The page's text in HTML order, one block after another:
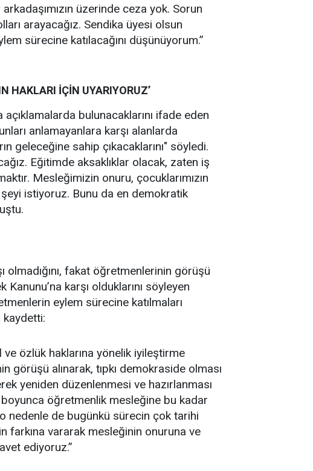
üzerinde ceza yok. Sorun
arayacağız. Sendika üyesi olsun
sürecine katılacağını düşünüyorum.”
HAKLARI İÇİN UYARIYORUZ’
bulunacaklarını ifade eden
anlamayanlara karşı alanlarda
geleceğine sahip çıkacaklarını" söyledi.
Eğitimde aksaklıklar olacak, zaten iş
Mesleğimizin onuru, çocuklarımızın
şeyi istiyoruz. Bunu da en demokratik
fakat öğretmenlerinin görüşü
karşı olduklarını söyleyen
eylem sürecine katılmaları
kaydetti:
ve özlük haklarına yönelik iyileştirme
görüşü alınarak, tıpkı demokraside olması
yeniden düzenlenmesi ve hazırlanması
öğretmenlik mesleğine bu kadar
o nedenle de bugünkü sürecin çok tarihi
farkına vararak mesleğinin onuruna ve
ediyoruz.”